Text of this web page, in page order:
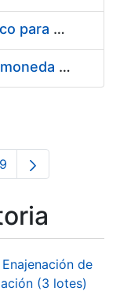
Contratación de acuerdo marco para el Suministro de Material de Electricidad para la Fábrica Nacional de Moneda y Timbre-Real Casa de la Moneda en su centro de trabajo de Burgos
Suministro de estuches para moneda de 30 €
Pages Use
de
(3 lotes)